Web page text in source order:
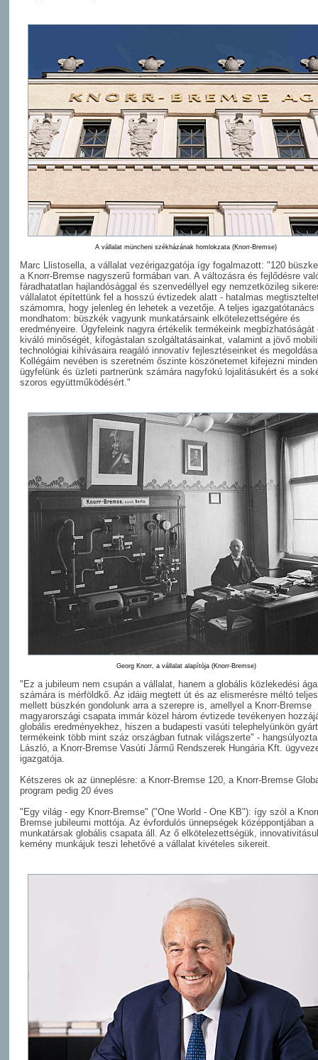
A vállalat müncheni székházának homlokzata (Knorr-Bremse)
Marc Llistosella, a vállalat vezérigazgatója így fogalmazott: "120
a Knorr-Bremse nagyszerű formában van. A változásra és fejlődésre
fáradhatatlan hajlandósággal és szenvedéllyel egy nemzetközileg
vállalatot építettünk fel a hosszú évtizedek alatt - hatalmas
számomra, hogy jelenleg én lehetek a vezetője. A teljes igazgatótanács
mondhatom: büszkék vagyunk munkatársaink elkötelezettségére és
eredményeire. Ügyfeleink nagyra értékelik termékeink megbízhatóságát
kiváló minőségét, kifogástalan szolgáltatásainkat, valamint a jövő
technológiai kihívásaira reagáló innovatív fejlesztéseinket és
Kollégáim nevében is szeretném őszinte köszönetemet kifejezni minden
ügyfelünk és üzleti partnerünk számára nagyfokú lojalitásukért és a
szoros együttműködésért."
Georg Knorr, a vállalat alapítója (Knorr-Bremse)
"Ez a jubileum nem csupán a vállalat, hanem a globális közlekedési
számára is mérföldkő. Az idáig megtett út és az elismerésre méltó
mellett büszkén gondolunk arra a szerepre is, amellyel a Knorr-Bremse
magyarországi csapata immár közel három évtizede tevékenyen
globális eredményekhez, hiszen a budapesti vasúti telephelyünkön
termékeink több mint száz országban futnak világszerte" -
László, a Knorr-Bremse Vasúti Jármű Rendszerek Hungária Kft.
igazgatója.
Kétszeres ok az ünneplésre: a Knorr-Bremse 120, a Knorr-Bremse
program pedig 20 éves
"Egy világ - egy Knorr-Bremse" ("One World - One KB"): így szól a
Bremse jubileumi mottója. Az évfordulós ünnepségek középpontjában a
munkatársak globális csapata áll. Az ő elkötelezettségük,
kemény munkájuk teszi lehetővé a vállalat kivételes sikereit.